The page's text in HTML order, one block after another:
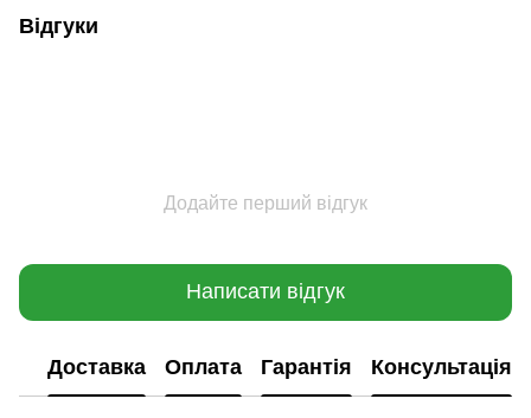
Відгуки
Додайте перший відгук
Написати відгук
Доставка Оплата Гарантія Консультація